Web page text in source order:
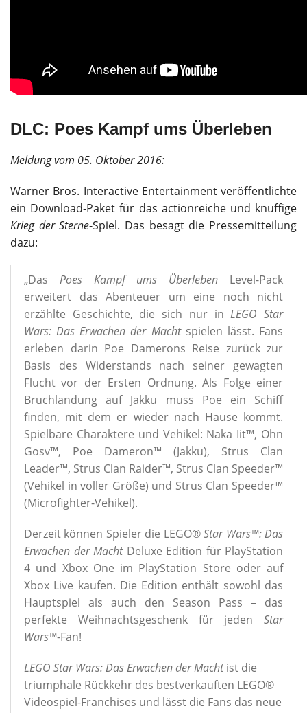
DLC: Poes Kampf ums Überleben
Meldung vom 05. Oktober 2016:
Warner Bros. Interactive Entertainment veröffentlichte
ein Download-Paket für das actionreiche und knuffige
Krieg der Sterne-Spiel. Das besagt die Pressemitteilung
dazu:
„Das Poes Kampf ums Überleben Level-Pack
erweitert das Abenteuer um eine noch nicht
erzählte Geschichte, die sich nur inLEGO Star
Wars: Das Erwachen der Machtspielen lässt. Fans
erleben darin Poe Damerons Reise zurück zur
Basis des Widerstands nach seiner gewagten
Flucht vor der Ersten Ordnung. Als Folge einer
Bruchlandung auf Jakku muss Poe ein Schiff
finden, mit dem er wieder nach Hause kommt.
Spielbare Charaktere und Vehikel: Naka Iit™, Ohn
Gosv™, Poe Dameron™ (Jakku), Strus Clan
Leader™, Strus Clan Raider™, Strus Clan Speeder™
(Vehikel in voller Größe) und Strus Clan Speeder™
(Microfighter-Vehikel).
Derzeit können Spieler die LEGO®Star Wars™: Das
Erwachen der MachtDeluxe Edition für PlayStation
4 und Xbox One im PlayStation Store oder auf
Xbox Live kaufen. Die Edition enthält sowohl das
Hauptspiel als auch den Season Pass – das
perfekte Weihnachtsgeschenk für jeden Star
Wars™-Fan!
LEGO Star Wars: Das Erwachen der Machtist die
triumphale Rückkehr des bestverkauften LEGO®
Videospiel-Franchises und lässt die Fans das neue